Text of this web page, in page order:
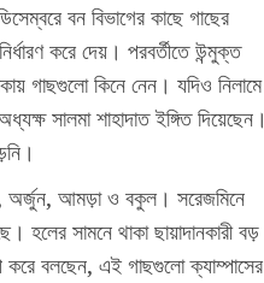
বন বিভাগের কাছে গাছের
করে দেয়। পরবর্তীতে উন্মুক্ত
গাছগুলো কিনে নেন। যদিও নিলামে
সালমা শাহাদাত ইঙ্গিত দিয়েছেন।
অর্জুন, আমড়া ও বকুল। সরেজমিনে
হলের সামনে থাকা ছায়াদানকারী বড়
করে বলছেন, এই গাছগুলো ক্যাম্পাসের